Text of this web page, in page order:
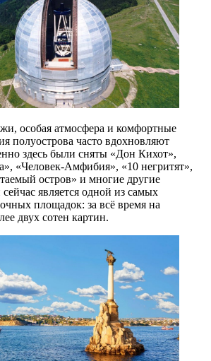
особая атмосфера и комфортные
полуострова часто вдохновляют
здесь были сняты «Дон Кихот»,
«Человек-Амфибия», «10 негритят»,
остров» и многие другие
является одной из самых
площадок: за всё время на
двух сотен картин.